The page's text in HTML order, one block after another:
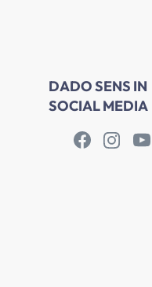
DADO SENS IN
SOCIAL MEDIA